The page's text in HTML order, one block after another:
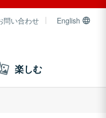
問い合わせ English
楽しむ